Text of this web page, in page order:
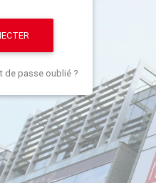
de passe oublié ?